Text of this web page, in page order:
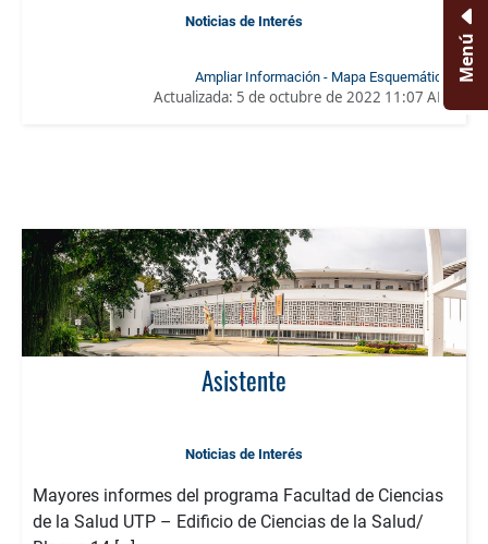
Noticias de Interés
Ampliar Información - Mapa Esquemático
Actualizada: 5 de octubre de 2022 11:07 AM
Asistente
Noticias de Interés
Mayores informes del programa Facultad de Ciencias
de la Salud UTP – Edificio de Ciencias de la Salud/
Menú